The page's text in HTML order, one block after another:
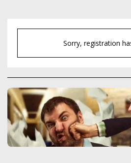
Sorry, registration